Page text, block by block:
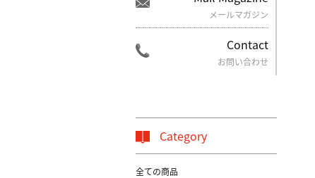
メールマガジン
Contact
お問い合わせ
Category
全ての商品